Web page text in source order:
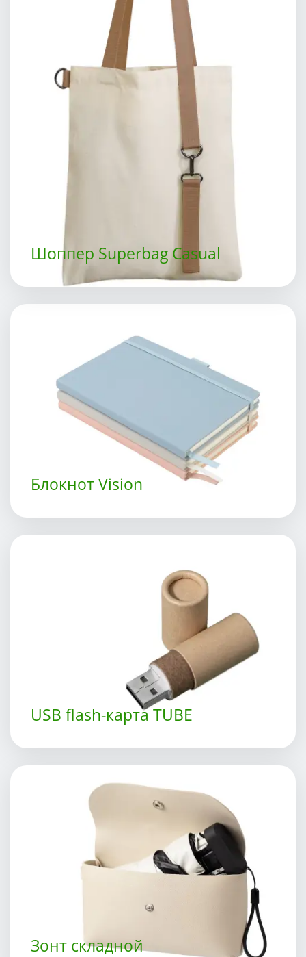
Блокнот Vision
USB flash-карта TUBE
Шоппер Superbag Casual
Зонт складной